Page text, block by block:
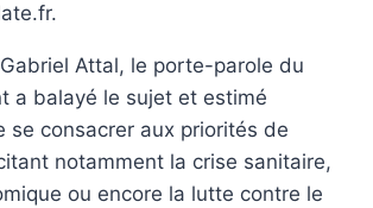
Attal, le porte-parole du
a balayé le sujet et estimé
se consacrer aux priorités de
notamment la crise sanitaire,
ou encore la lutte contre le